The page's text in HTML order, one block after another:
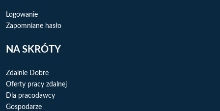
Logowanie
Zapomniane hasło
NA SKRÓTY
Zdalnie Dobre
Oferty pracy zdalnej
Dla pracodawcy
Gospodarze